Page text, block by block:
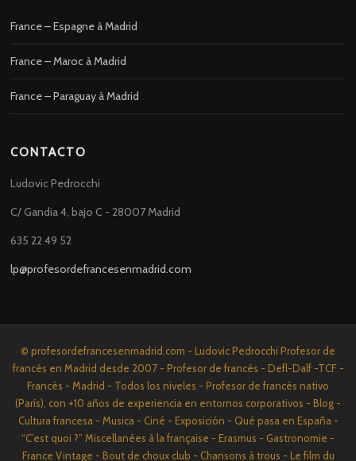
France – Espagne à Madrid
France – Maroc à Madrid
France – Paraguay à Madrid
CONTACTO
Ludovic Pedrocchi
C/ Gandia 4, bajo C - 28007 Madrid
635 22 49 52
lp@profesordefrancesenmadrid.com
© profesordefrancesenmadrid.com - Ludovic Pedrocchi Profesor de
francés en Madrid desde 2007 - Profesor de francés - Defl-Dalf -TCF -
Francés - Madrid - Todos los niveles - Profesor de francés nativo
(París), con +10 años de experiencia en entornos corporativos - Blog -
Cultura francesa - Musica - Ciné - Exposición - Qué pasa en España -
“C’est quoi ?” Miscellanées à la française - Erasmus - Gastronomie -
France Vintage - Bout de choux club - Chansons à trous - Le film du